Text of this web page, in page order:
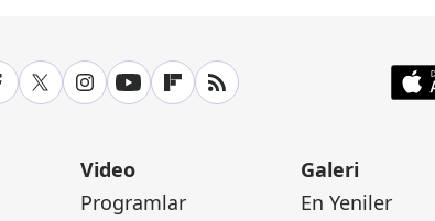
Video
Programlar
Galeri
En Yeniler